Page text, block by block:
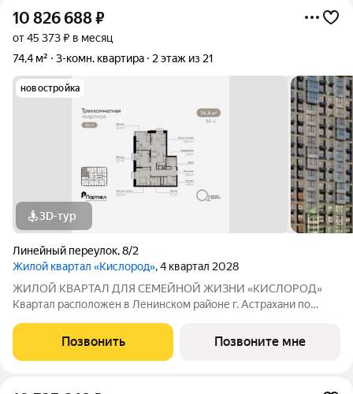
10 826 688₽
от 45 373 ₽ в месяц
74,4 м²
3-комн. квартира 2 этаж из 21
новостройка
3D-тур
Линейный переулок,8/2
Жилой квартал «Кислород», 4 квартал 2028
ЖИЛОЙ КВАРТАЛ ДЛЯ СЕМЕЙНОЙ ЖИЗНИ «КИСЛОРОД»
Квартал расположен в Ленинском районе г. Астрахани по
«Кислорода» сдается в III квартале 2026 года. Масштаб
проекта можно оценить уже сейчас в отделе продаж,
Позвонить Позвоните мне